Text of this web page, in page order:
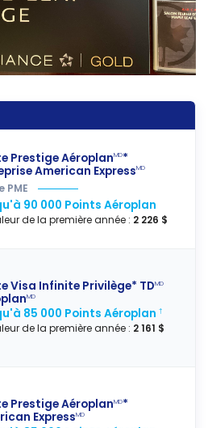
Prestige AéroplanMD*
American ExpressMD
PME
90 000 Points Aéroplan
de la première année : 2 226 $
Visa Infinite Privilège* TDMD
MD
85 000 Points Aéroplan†
de la première année : 2 161 $
Prestige AéroplanMD*
ExpressMD